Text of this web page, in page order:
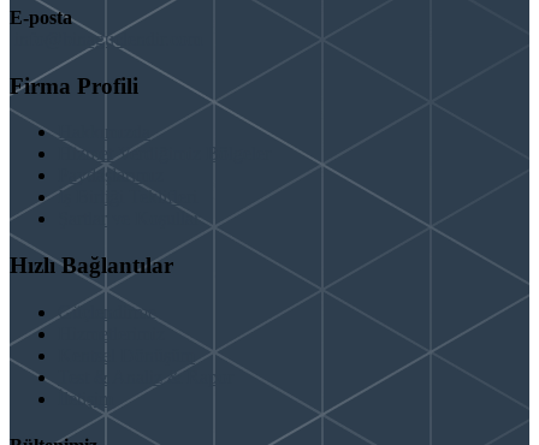
E-posta
info@binaguclendir.com
Firma Profili
Hakkımızda
Hizmet Verdiğimiz Bölgeler
Paydaşlarımız
İş Birliği Teklifleri
Şartlar ve Koşullar
Hızlı Bağlantılar
Güçlendirme
Hizmetlerimiz
Test & Analiz & Rapor
İletişim